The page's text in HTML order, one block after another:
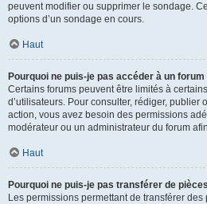
peuvent modifier ou supprimer le sondage.
options d’un sondage en cours.
Haut
Pourquoi ne puis-je pas accéder à un forum
Certains forums peuvent être limités à
d’utilisateurs. Pour consulter, rédiger, publier
action, vous avez besoin des permissions
modérateur ou un administrateur du forum
Haut
Pourquoi ne puis-je pas transférer de
Les permissions permettant de transférer